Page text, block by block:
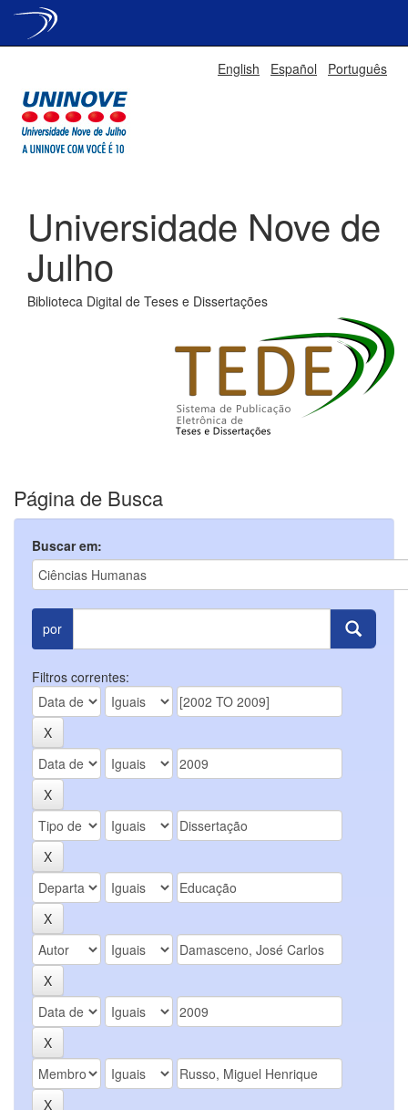
English Español Português
Universidade Nove de
Julho
Biblioteca Digital de Teses e Dissertações
Página de Busca
Buscar em:
por
Filtros correntes: